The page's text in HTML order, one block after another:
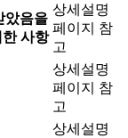
았음을
사항
상세설명
페이지 참
고
상세설명
페이지 참
고
상세설명